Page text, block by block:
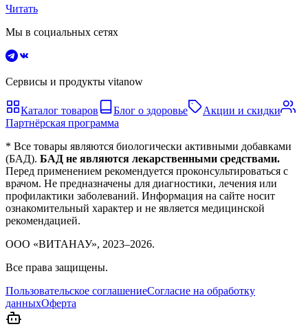
Читать
Мы в социальных сетях
Сервисы и продукты vitanow
Каталог товаров Блог о здоровье
Акции и скидки
Партнёрская программа
* Все товары являются биологически активными добавками
(БАД). БАД не являются лекарственными средствами.
Перед применением рекомендуется проконсультироваться с
врачом. Не предназначены для диагностики, лечения или
профилактики заболеваний. Информация на сайте носит
ознакомительный характер и не является медицинской
рекомендацией.
ООО «ВИТАНАУ», 2023–2026.
Все права защищены.
Пользовательское соглашениеСогласие на обработку
данныхОферта